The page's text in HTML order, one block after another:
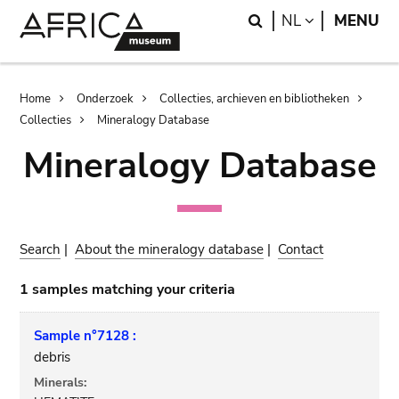
Search
NL LANGUAGE
MENU
Breadcrumb
Home Onderzoek
Collecties, archieven en bibliotheken
Collecties
Mineralogy Database
Mineralogy Database
Search |About the mineralogy database | Contact
1 samples matching your criteria
Sample n°7128 :
debris
Minerals: